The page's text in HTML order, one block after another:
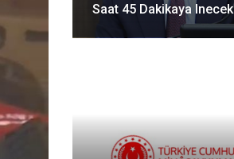
Saat 45 Dakikaya Inecek